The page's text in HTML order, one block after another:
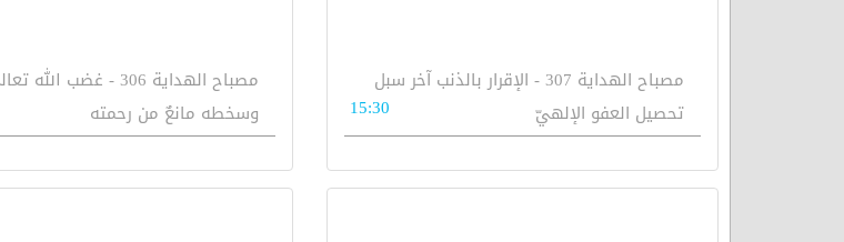
مصباح الهداية 307 - الإقرار بالذنب آخر سبل
تحصيل العفو الإلهيّ
15:30
مصباح الهداية 306 - غضب الله
وسخطه مانعٌ من رحمته